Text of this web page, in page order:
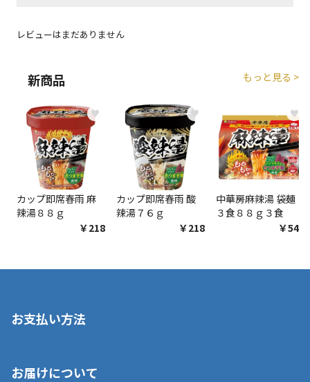
レビューはまだありません
新商品 もっと見る >
♥
カップ即席春雨 麻
辣湯８８ｇ
￥218
♥
カップ即席春雨 酸
辣湯７６ｇ
￥218
♥
中華房麻辣湯 袋麺
３食８８ｇ３食
￥548
お支払い方法
いいただくことはできません。ご了承ください。
お届けについて